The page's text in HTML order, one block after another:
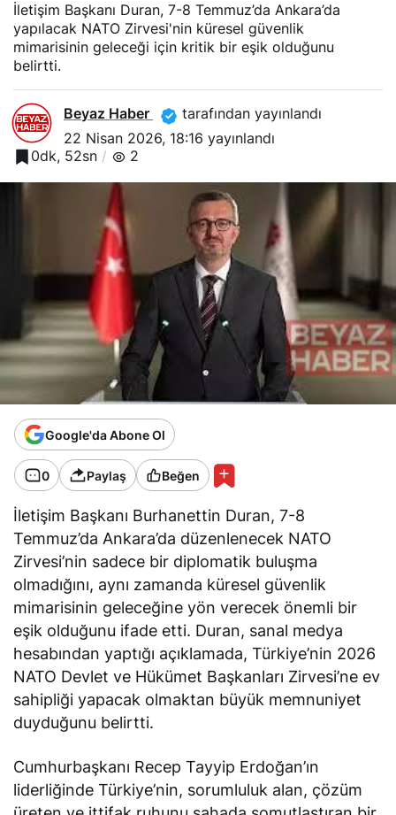
İletişim Başkanı Duran, 7-8 Temmuz’da Ankara’da
yapılacak NATO Zirvesi'nin küresel güvenlik
mimarisinin geleceği için kritik bir eşik olduğunu
belirtti.
Beyaz Haber
tarafından yayınlandı
22 Nisan 2026, 18:16 yayınlandı
0dk, 52sn
2
Google'da Abone Ol
0 Paylaş Beğen
İletişim Başkanı Burhanettin Duran, 7-8
Temmuz’da Ankara’da düzenlenecek NATO
Zirvesi’nin sadece bir diplomatik buluşma
olmadığını, aynı zamanda küresel güvenlik
mimarisinin geleceğine yön verecek önemli bir
eşik olduğunu ifade etti. Duran, sanal medya
hesabından yaptığı açıklamada, Türkiye’nin 2026
NATO Devlet ve Hükümet Başkanları Zirvesi’ne ev
sahipliği yapacak olmaktan büyük memnuniyet
duyduğunu belirtti.
Cumhurbaşkanı Recep Tayyip Erdoğan’ın
liderliğinde Türkiye’nin, sorumluluk alan, çözüm